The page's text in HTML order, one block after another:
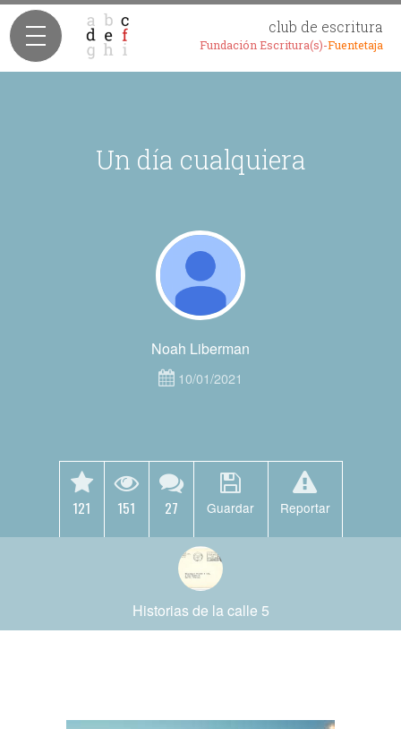
club de escritura
Fundación Escritura(s)-Fuentetaja
Un día cualquiera
Noah Liberman
10/01/2021
121 151 27 Guardar Reportar
Historias de la calle 5